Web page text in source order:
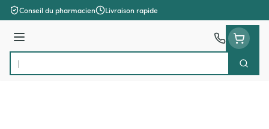
Aller au contenu
Conseil du pharmacien Livraison rapide
Menu
Rechercher